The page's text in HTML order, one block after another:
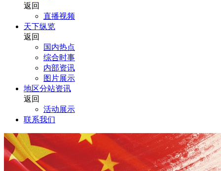
返回
直播视频
天下纵览
返回
国内热点
综合时事
内部资讯
图片展示
地区分站资讯
返回
活动展示
联系我们